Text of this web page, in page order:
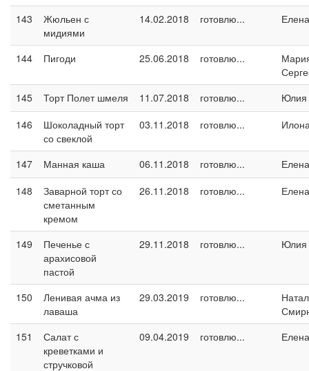
143
Жюльен с
мидиями
14.02.2018 готовлю...
144 Пигоди 25.06.2018 готовлю...
145
Торт Полет шмеля 11.07.2018 готовлю...
Юлия
146
Шоколадный торт
со свеклой
03.11.2018 готовлю...
147 Манная каша 06.11.2018 готовлю...
148
Заварной торт со
сметанным
кремом
26.11.2018 готовлю...
149
Печенье с
арахисовой
пастой
29.11.2018 готовлю... Юлия
150
Ленивая ачма из
лаваша
29.03.2019 готовлю...
151
Салат с
креветками и
стручковой
09.04.2019 готовлю...